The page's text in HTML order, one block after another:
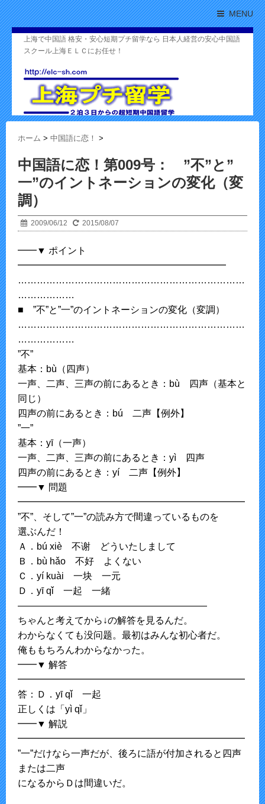
MENU
上海で中国語 格安・安心短期プチ留学なら 日本人経営の安心中国語
スクール上海ＥＬＣにお任せ！
ホーム > 中国語に恋！ >
中国語に恋！第009号： ”不”と”
一”のイントネーションの変化（変
調）
2009/06/12 2015/08/07
━━▼ ポイント
━━━━━━━━━━━━━━━━━━━━━━
………………………………………………………………
………………
■ ”不”と”一”のイントネーションの変化（変調）
………………………………………………………………
………………
”不”
基本：bù（四声）
一声、二声、三声の前にあるとき：bù 四声（基本と
同じ）
四声の前にあるとき：bú 二声【例外】
”一”
基本：yī（一声）
一声、二声、三声の前にあるとき：yì 四声
四声の前にあるとき：yí 二声【例外】
━━▼ 問題
━━━━━━━━━━━━━━━━━━━━━━━━
”不”、そして”一”の読み方で間違っているものを
選ぶんだ！
Ａ．bú xiè 不谢 どういたしまして
Ｂ．bù hǎo 不好 よくない
Ｃ．yí kuài 一块 一元
Ｄ．yī qǐ 一起 一緒
————————————————————
ちゃんと考えてから↓の解答を見るんだ。
わからなくても没问题。最初はみんな初心者だ。
俺ももちろんわからなかった。
━━▼ 解答
━━━━━━━━━━━━━━━━━━━━━━━━
答：Ｄ．yī qǐ 一起
正しくは「yì qǐ」
━━▼ 解説
━━━━━━━━━━━━━━━━━━━━━━━━
”一”だけなら一声だが、後ろに語が付加されると四声
または二声
になるからＤは間違いだ。